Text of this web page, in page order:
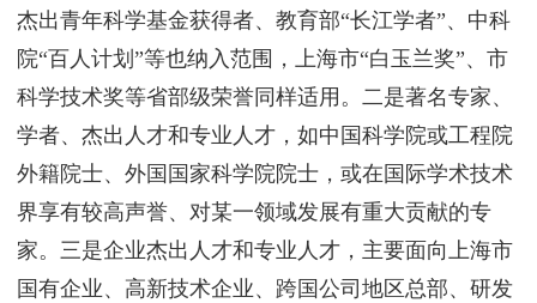
杰出青年科学基金获得者、教育部“长江学者”、中科
院“百人计划”等也纳入范围，上海市“白玉兰奖”、市
科学技术奖等省部级荣誉同样适用。二是著名专家、
学者、杰出人才和专业人才，如中国科学院或工程院
外籍院士、外国国家科学院院士，或在国际学术技术
界享有较高声誉、对某一领域发展有重大贡献的专
家。三是企业杰出人才和专业人才，主要面向上海市
国有企业、高新技术企业、跨国公司地区总部、研发